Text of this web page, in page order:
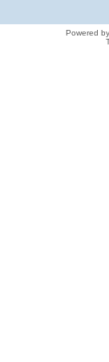
Powered by